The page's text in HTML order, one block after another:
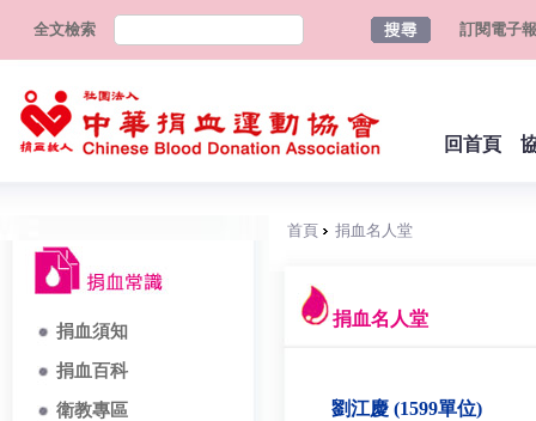
全文檢索 訂閱電子報
回首頁
捐血須知
捐血百科
衛教專區
首頁 捐血名人堂
捐血名人堂
劉江慶 (1599單位)